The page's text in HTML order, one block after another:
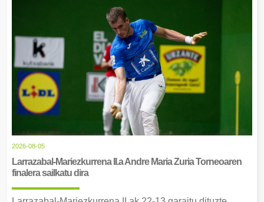
2026-08-05
Larrazabal-Mariezkurrena II.a Andre Maria Zuria Torneoaren
finalera sailkatu dira